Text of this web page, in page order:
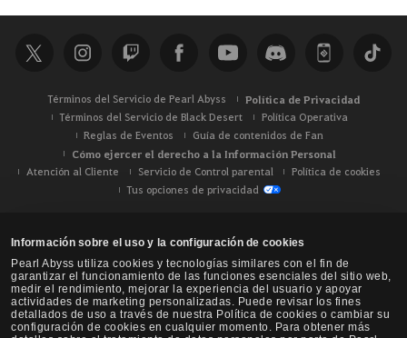
Información sobre el uso y la configuración de cookies
Pearl Abyss utiliza cookies y tecnologías similares con el fin de
garantizar el funcionamiento de las funciones esenciales del sitio web,
medir el rendimiento, mejorar la experiencia del usuario y apoyar
actividades de marketing personalizadas. Puede revisar los fines
detallados de uso a través de nuestra Política de cookies o cambiar su
configuración de cookies en cualquier momento. Para obtener más
Términos del Servicio de Pearl Abyss Política de Privacidad
Términos del Servicio de Black Desert
Política Operativa
Reglas de Eventos
Guía de contenidos de Fan
Cómo ejercer el derecho a la Información Personal
Atención al Cliente Servicio de Control parental
Política de cookies
Tus opciones de privacidad